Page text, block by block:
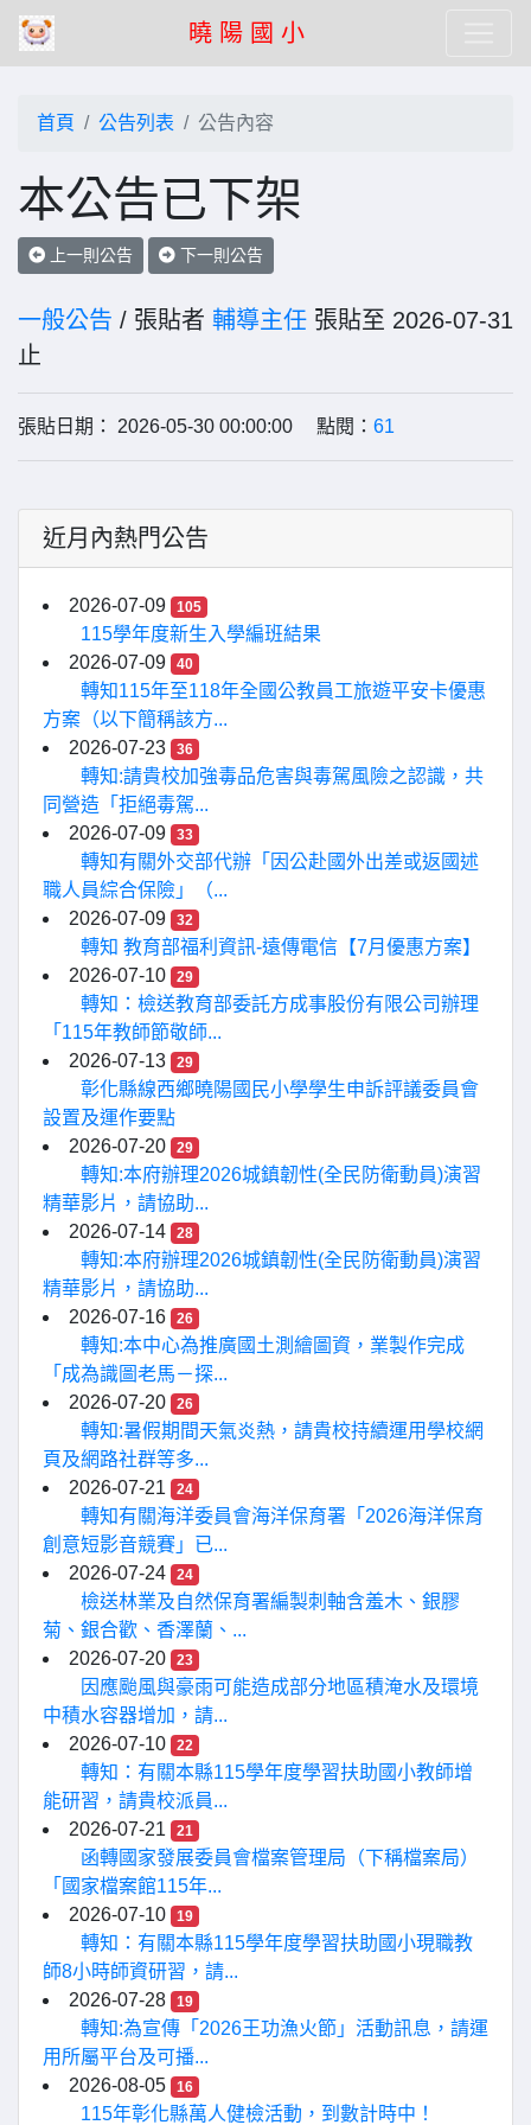
曉 陽 國 小
首頁 公告列表 公告內容
本公告已下架
上一則公告 下一則公告
一般公告 / 張貼者 輔導主任 張貼至 2026-07-31
止
張貼日期： 2026-05-30 00:00:00 點閱： 61
近月內熱門公告
2026-07-09 105
115學年度新生入學編班結果
2026-07-09
40
轉知115年至118年全國公教員工旅遊平安卡優惠
方案（以下簡稱該方...
2026-07-23
36
轉知:請貴校加強毒品危害與毒駕風險之認識，共
同營造「拒絕毒駕...
2026-07-09
33
轉知有關外交部代辦「因公赴國外出差或返國述
職人員綜合保險」（...
2026-07-09
32
轉知 教育部福利資訊-遠傳電信【7月優惠方案】
2026-07-10
29
轉知：檢送教育部委託方成事股份有限公司辦理
「115年教師節敬師...
2026-07-13
29
彰化縣線西鄉曉陽國民小學學生申訴評議委員會
設置及運作要點
2026-07-20
29
轉知:本府辦理2026城鎮韌性(全民防衛動員)演習
精華影片，請協助...
2026-07-14
28
轉知:本府辦理2026城鎮韌性(全民防衛動員)演習
精華影片，請協助...
2026-07-16
26
轉知:本中心為推廣國土測繪圖資，業製作完成
「成為識圖老馬－探...
2026-07-20
26
轉知:暑假期間天氣炎熱，請貴校持續運用學校網
頁及網路社群等多...
2026-07-21
24
轉知有關海洋委員會海洋保育署「2026海洋保育
創意短影音競賽」已...
2026-07-24
24
檢送林業及自然保育署編製刺軸含羞木、銀膠
菊、銀合歡、香澤蘭、...
2026-07-20
23
因應颱風與豪雨可能造成部分地區積淹水及環境
中積水容器增加，請...
2026-07-10
22
轉知：有關本縣115學年度學習扶助國小教師增
能研習，請貴校派員...
2026-07-21
21
函轉國家發展委員會檔案管理局（下稱檔案局）
「國家檔案館115年...
2026-07-10
19
轉知：有關本縣115學年度學習扶助國小現職教
師8小時師資研習，請...
2026-07-28
19
轉知:為宣傳「2026王功漁火節」活動訊息，請運
用所屬平台及可播...
2026-08-05
16
115年彰化縣萬人健檢活動，到數計時中！